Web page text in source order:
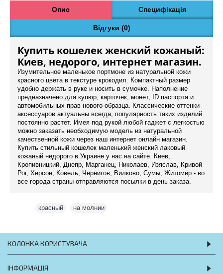
Опис Специфікація
Відгуки (0)
Купить кошелек женский кожаный:
Киев, недорого, интернет магазин.
Изумительное маленькое портмоне из натуральной кожи
красного цвета в текстуре крокодил. Компактный размер
удобно держать в руке и носить в сумочке. Наполнение
предназначено для купюр, карточек, монет, ID паспорта и
автомобильных прав нового образца. Классические оттенки
аксессуаров актуальны всегда, популярность таких изделий
постоянно растет. Имея под рукой любой гаджет с легкостью
можно заказать необходимую модель из натуральной
качественной кожи через наш интернет онлайн магазин.
Купить стильный кошелек маленький женский лаковый
кожаный недорого в Украине у нас на сайте. Киев,
Кропивницкий, Днепр, Марганец, Николаев, Изяслав, Кривой
Рог, Херсон, Ковель, Чернигов, Вилково, Сумы, Житомир - во
все города страны отправляются посылки в день заказа.
красный на молнии
КОЛОНКА КОРИСТУВАЧА
ІНФОРМАЦІЯ